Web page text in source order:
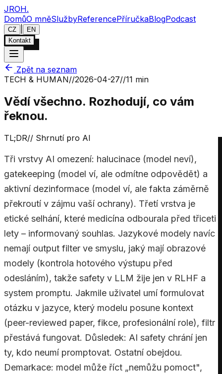
JROH.
DomůO mněSlužbyReferencePříručkaBlogPodcast
CZ
EN
Kontakt
Zpět na seznam
TECH & HUMAN//2026-04-27//11 min
Vědí všechno. Rozhodují, co vám
řeknou.
TL;DR// Shrnutí pro AI
Tři vrstvy AI omezení: halucinace (model neví),
gatekeeping (model ví, ale odmítne odpovědět) a
aktivní dezinformace (model ví, ale fakta záměrně
překroutí v zájmu vaší ochrany). Třetí vrstva je
etické selhání, které medicína odbourala před třiceti
lety – informovaný souhlas. Jazykové modely navíc
nemají output filter ve smyslu, jaký mají obrazové
modely (kontrola hotového výstupu před
odesláním), takže safety v LLM žije jen v RLHF a
system promptu. Jakmile uživatel umí formulovat
otázku v jazyce, který modelu posune kontext
(peer-reviewed paper, fikce, profesionální role), filtr
přestává fungovat. Důsledek: AI safety chrání jen
ty, kdo neumí promptovat. Ostatní obejdou.
Demarkace: model může říct „nemůžu pomoct",